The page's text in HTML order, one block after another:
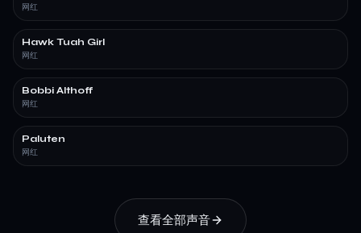
网红
Hawk Tuah Girl
网红
Bobbi Althoff
网红
Paluten
网红
查看全部声音